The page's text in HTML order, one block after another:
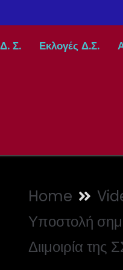
Δ. Σ. Εκλογές Δ.Σ.
Home
Υποστολή
Διιμοιρία της